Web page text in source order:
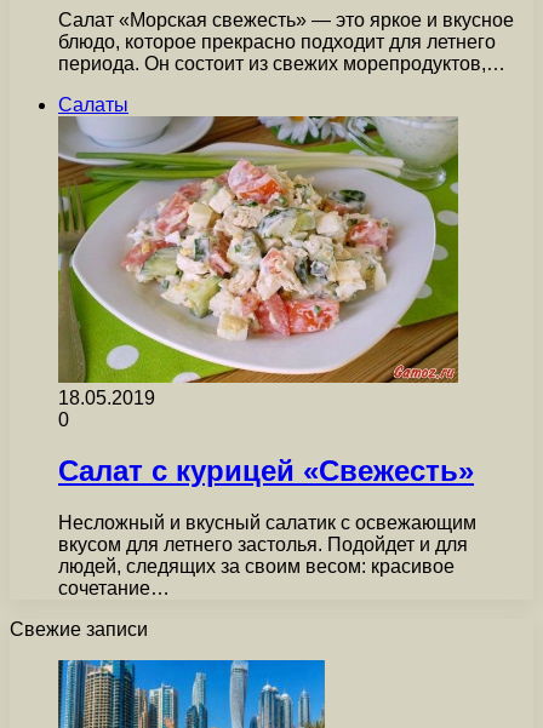
Салат «Морская свежесть» — это яркое и вкусное
блюдо, которое прекрасно подходит для летнего
периода. Он состоит из свежих морепродуктов,…
Салаты
18.05.2019
0
Салат с курицей «Свежесть»
Несложный и вкусный салатик с освежающим
вкусом для летнего застолья. Подойдет и для
людей, следящих за своим весом: красивое
сочетание…
Свежие записи